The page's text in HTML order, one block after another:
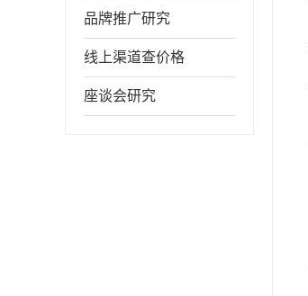
品牌推广研究
线上渠道查价格
座谈会研究